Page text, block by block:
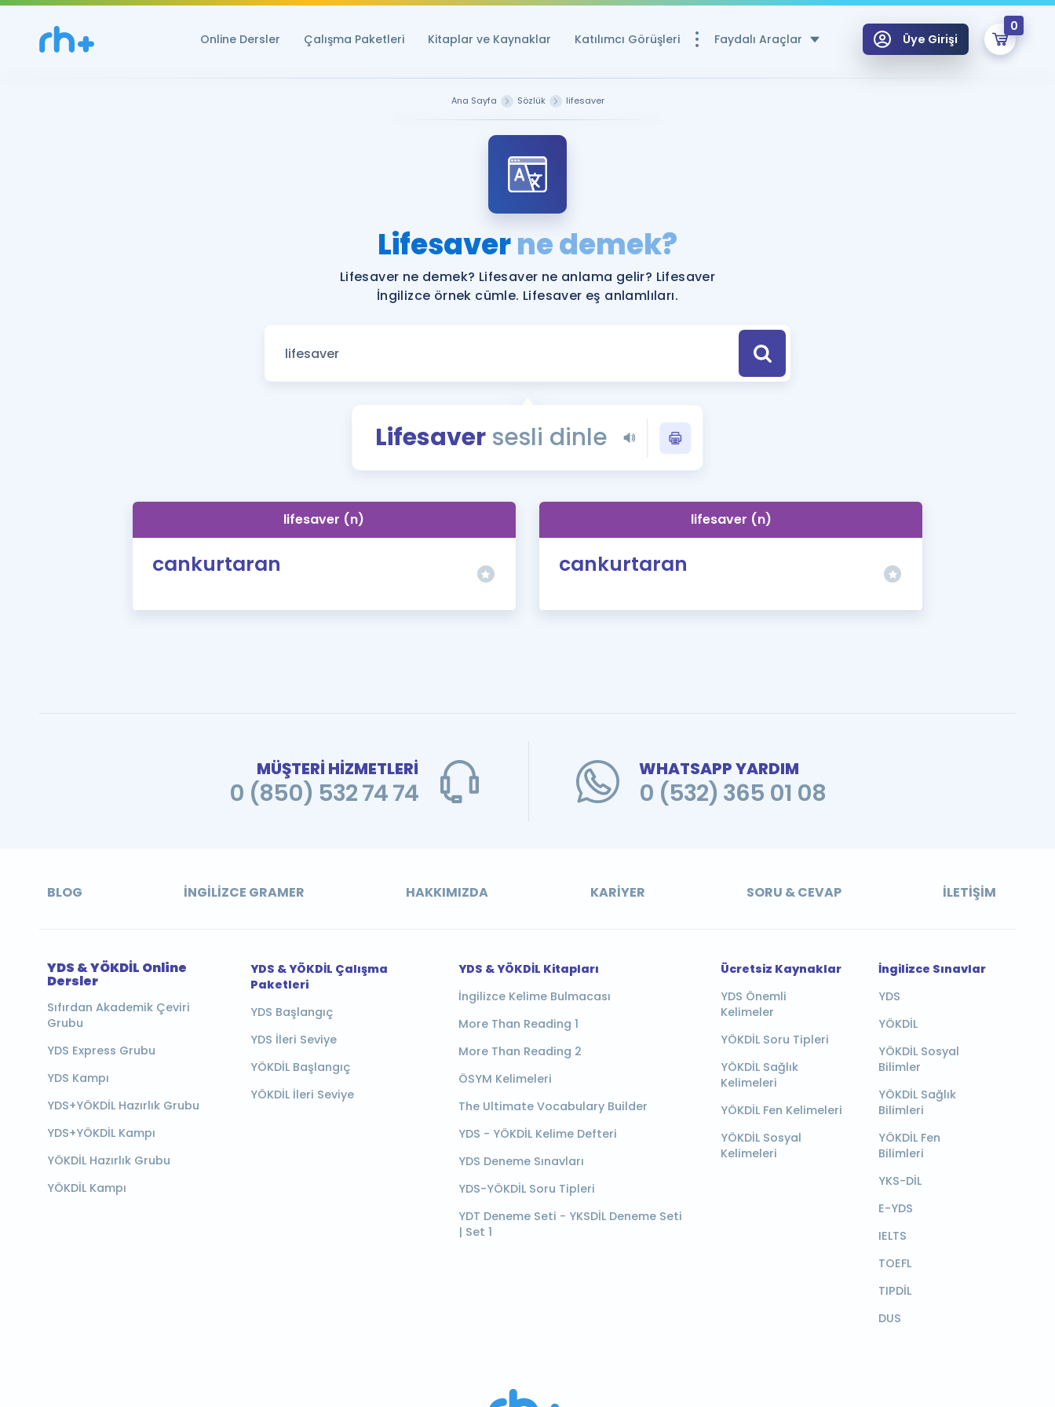
Online Dersler Çalışma Paketleri Kitaplar ve Kaynaklar Katılımcı Görüşleri Faydalı Araçlar
YDS ve YÖKDİL Puan Hesaplama Aracı
YDS ve YÖKDİL'e Hazırlananlar için Öneriler
Tüm ÖSYM Sınavları Tek Takvimde
YDS - YÖKDİL Tüm Sınavlarla İlgili Haberler
İngilizce Gramer
Üye Girişi
0
Ana Sayfa Sözlük lifesaver
Lifesaverne demek?
Lifesaver ne demek? Lifesaver ne anlama gelir? Lifesaver
İngilizce örnek cümle. Lifesaver eş anlamlıları.
Lifesaver sesli dinle
lifesaver (n)
cankurtaran
lifesaver (n)
cankurtaran
MÜŞTERİ HİZMETLERİ
0 (850) 532 74 74
WHATSAPP YARDIM
0 (532) 365 01 08
BLOG İNGILIZCE GRAMER HAKKIMIZDA KARIYER SORU & CEVAP İLETIŞIM
YDS & YÖKDİL Online
Dersler
Sıfırdan Akademik Çeviri
Grubu
YDS Express Grubu
YDS Kampı
YDS+YÖKDİL Hazırlık Grubu
YDS+YÖKDİL Kampı
YÖKDİL Hazırlık Grubu
YÖKDİL Kampı
YDS & YÖKDİL Çalışma
Paketleri
YDS Başlangıç
YDS İleri Seviye
YÖKDİL Başlangıç
YÖKDİL İleri Seviye
YDS & YÖKDİL Kitapları
İngilizce Kelime Bulmacası
More Than Reading 1
More Than Reading 2
ÖSYM Kelimeleri
The Ultimate Vocabulary Builder
YDS - YÖKDİL Kelime Defteri
YDS Deneme Sınavları
YDS-YÖKDİL Soru Tipleri
YDT Deneme Seti - YKSDİL Deneme Seti
| Set 1
Ücretsiz Kaynaklar
YDS Önemli
Kelimeler
YÖKDİL Soru Tipleri
YÖKDİL Sağlık
Kelimeleri
YÖKDİL Fen Kelimeleri
YÖKDİL Sosyal
Kelimeleri
İngilizce Sınavlar
YDS
YÖKDİL
YÖKDİL Sosyal
Bilimler
YÖKDİL Sağlık
Bilimleri
YÖKDİL Fen
Bilimleri
YKS-DİL
E-YDS
IELTS
TOEFL
TIPDİL
DUS